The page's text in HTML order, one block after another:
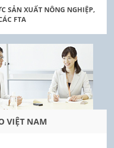
SẢN XUẤT NÔNG NGHIỆP,
FTA
VIỆT NAM